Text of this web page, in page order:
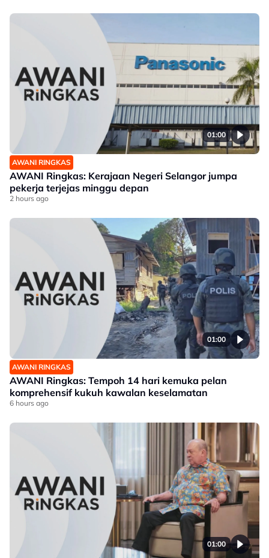
01:00
AWANI RINGKAS
AWANI Ringkas: Kerajaan Negeri Selangor jumpa
pekerja terjejas minggu depan
2 hours ago
01:00
AWANI RINGKAS
AWANI Ringkas: Tempoh 14 hari kemuka pelan
komprehensif kukuh kawalan keselamatan
6 hours ago
01:00